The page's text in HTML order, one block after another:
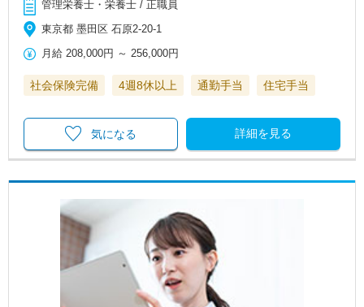
管理栄養士・栄養士 / 正職員
東京都 墨田区 石原2-20-1
月給 208,000円 ～ 256,000円
社会保険完備 4週8休以上 通勤手当 住宅手当
詳細を見る
気になる